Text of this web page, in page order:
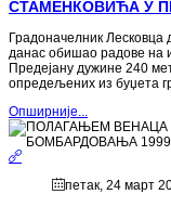
СТАМЕНКОВИЋА У
Градоначелник
данас обишао радове на
Предејану дужине 240
опредељених из буџета
Опширније...
петак, 24 март